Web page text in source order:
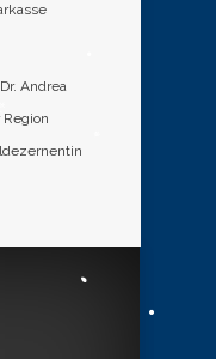
Andrea